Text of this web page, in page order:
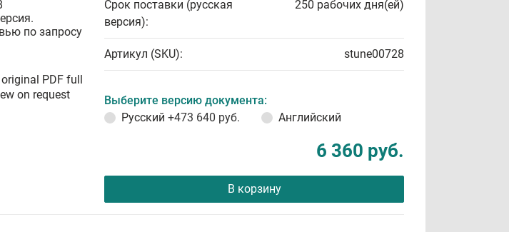
по запросу
PDF full
on request
Срок поставки (русская
версия):
250 рабочих дня(ей)
Артикул (SKU): stune00728
Выберите версию документа:
Русский +473 640 руб. Английский
6 360 руб.
В корзину